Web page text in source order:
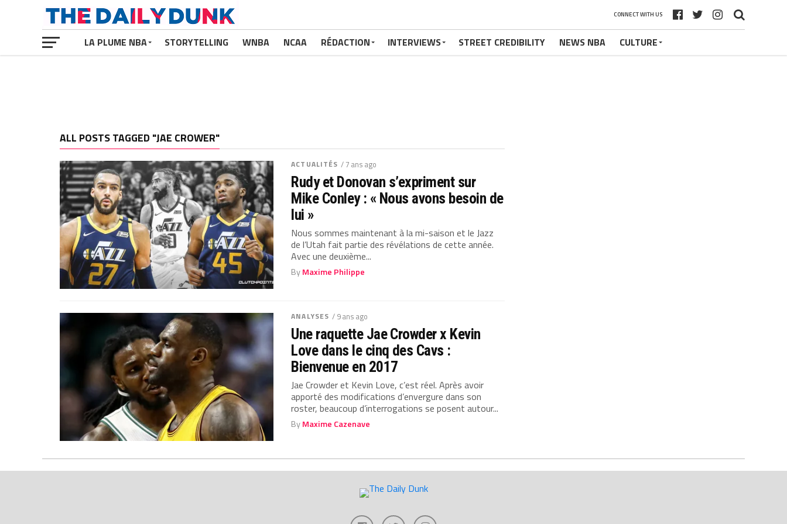
CONNECT WITH US
LA PLUME NBA STORYTELLING WNBA NCAA RÉDACTION INTERVIEWS STREET CREDIBILITY NEWS NBA CULTURE
ALL POSTS TAGGED "JAE CROWER"
ACTUALITÉS / 7 ans ago
Rudy et Donovan s’expriment sur
Mike Conley : « Nous avons besoin de
lui »
Nous sommes maintenant à la mi-saison et le Jazz
de l’Utah fait partie des révélations de cette année.
Avec une deuxième...
ByMaxime Philippe
ANALYSES / 9 ans ago
Une raquette Jae Crowder x Kevin
Love dans le cinq des Cavs :
Bienvenue en 2017
Jae Crowder et Kevin Love, c’est réel. Après avoir
apporté des modifications d’envergure dans son
roster, beaucoup d’interrogations se posent autour...
ByMaxime Cazenave